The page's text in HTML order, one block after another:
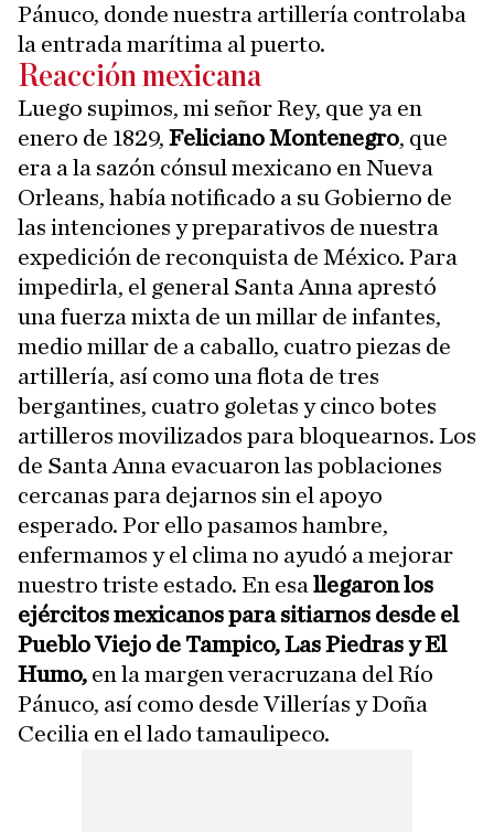
Pánuco, donde nuestra artillería controlaba
la entrada marítima al puerto.
Reacción mexicana
Luego supimos, mi señor Rey, que ya en
enero de 1829, Feliciano Montenegro, que
era a la sazón cónsul mexicano en Nueva
Orleans, había notificado a su Gobierno de
las intenciones y preparativos de nuestra
expedición de reconquista de México. Para
impedirla, el general Santa Anna aprestó
una fuerza mixta de un millar de infantes,
medio millar de a caballo, cuatro piezas de
artillería, así como una flota de tres
bergantines, cuatro goletas y cinco botes
artilleros movilizados para bloquearnos. Los
de Santa Anna evacuaron las poblaciones
cercanas para dejarnos sin el apoyo
esperado. Por ello pasamos hambre,
enfermamos y el clima no ayudó a mejorar
nuestro triste estado. En esa llegaron los
ejércitos mexicanos para sitiarnos desde el
Pueblo Viejo de Tampico, Las Piedras y El
Humo, en la margen veracruzana del Río
Pánuco, así como desde Villerías y Doña
Cecilia en el lado tamaulipeco.